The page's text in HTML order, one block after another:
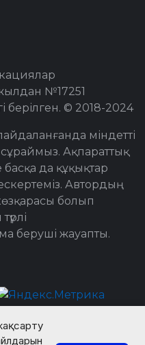
№17251
берілген. © 2018-2024
міндетті
сұраймыз. Ақпараттық
да құқықтар
Автордың
болып
беруші жауапты.